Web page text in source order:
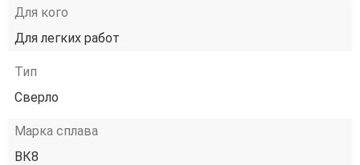
Для кого
Для легких работ
Тип
Сверло
Марка сплава
ВК8